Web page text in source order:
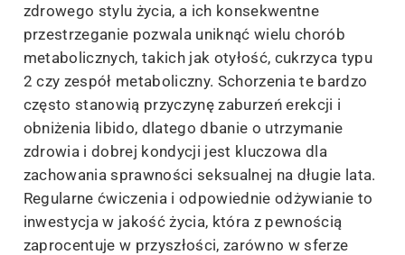
zdrowego stylu życia, a ich konsekwentne
przestrzeganie pozwala uniknąć wielu chorób
metabolicznych, takich jak otyłość, cukrzyca typu
2 czy zespół metaboliczny. Schorzenia te bardzo
często stanowią przyczynę zaburzeń erekcji i
obniżenia libido, dlatego dbanie o utrzymanie
zdrowia i dobrej kondycji jest kluczowa dla
zachowania sprawności seksualnej na długie lata.
Regularne ćwiczenia i odpowiednie odżywianie to
inwestycja w jakość życia, która z pewnością
zaprocentuje w przyszłości, zarówno w sferze